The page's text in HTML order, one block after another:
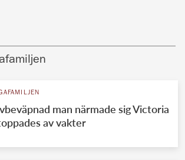
man närmade sig Victoria
av vakter